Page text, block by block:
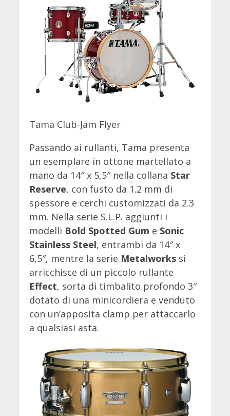
Tama Club-Jam Flyer
Passando ai rullanti, Tama presenta
un esemplare in ottone martellato a
mano da 14″ x 5,5″ nella collana Star
Reserve, con fusto da 1.2 mm di
spessore e cerchi customizzati da 2.3
mm. Nella serie S.L.P. aggiunti i
modelli Bold Spotted Gum e Sonic
Stainless Steel, entrambi da 14″ x
6,5″, mentre la serie Metalworks si
arricchisce di un piccolo rullante
Effect, sorta di timbalito profondo 3″
dotato di una minicordiera e venduto
con un’apposita clamp per attaccarlo
a qualsiasi asta.